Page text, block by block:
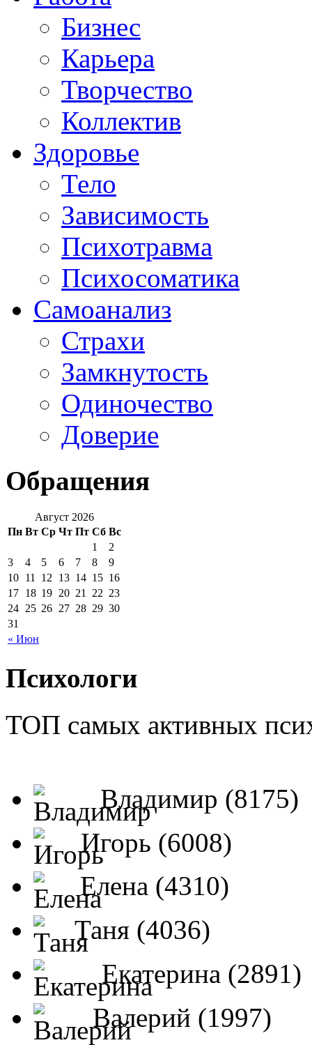
Бизнес
Карьера
Творчество
Коллектив
Здоровье
Тело
Зависимость
Психотравма
Психосоматика
Самоанализ
Страхи
Замкнутость
Одиночество
Доверие
Обращения
Август 2026
Пн Вт Ср Чт Пт Сб Вс
« Июн
1
2
3
4 5 6 7 8
9
10 11 12 13 14 15 16
17 18 19 20 21 22 23
24 25 26 27 28 29 30
31
Психологи
ТОП самых активных
Владимир (8175)
Игорь (6008)
Елена (4310)
Таня (4036)
Екатерина (2891)
Валерий (1997)